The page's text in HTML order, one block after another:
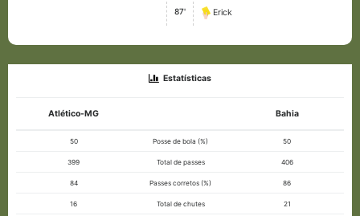
87' Erick
Estatísticas
Atlético-MG Bahia
50 Posse de bola (%) 50
399 Total de passes 406
84 Passes corretos (%) 86
16 Total de chutes 21